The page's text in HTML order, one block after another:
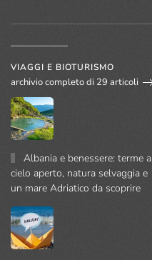
VIAGGI E BIOTURISMO
archivio completo di 29 articoli
Albania e benessere: terme a
cielo aperto, natura selvaggia e
un mare Adriatico da scoprire